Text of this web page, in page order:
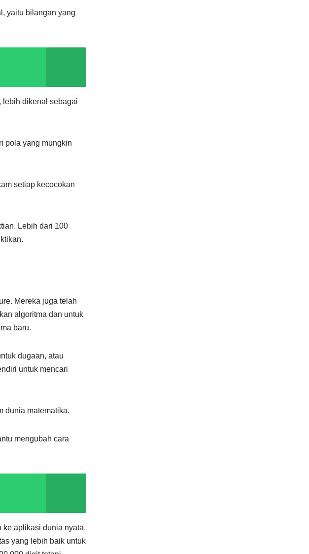
yaitu bilangan yang
lebih dikenal sebagai
pola yang mungkin
setiap kecocokan
Lebih dari 100
Mereka juga telah
algoritma dan untuk
baru.
dugaan, atau
untuk mencari
dunia matematika.
mengubah cara
ke aplikasi dunia nyata,
yang lebih baik untuk